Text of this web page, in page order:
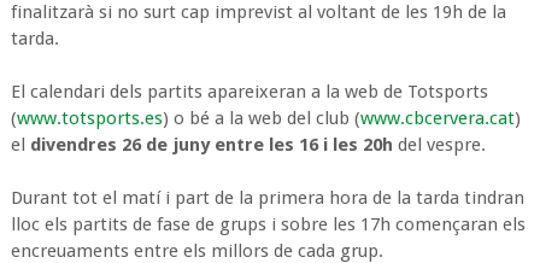
finalitzarà si no surt cap imprevist al voltant de les 19h de la
tarda.
El calendari dels partits apareixeran a la web de Totsports
(www.totsports.es) o bé a la web del club (www.cbcervera.cat)
el divendres 26 de juny entre les 16 i les 20h del vespre.
Durant tot el matí i part de la primera hora de la tarda tindran
lloc els partits de fase de grups i sobre les 17h començaran els
encreuaments entre els millors de cada grup.